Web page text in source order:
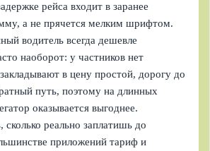
рейса входит в заранее
а не прячется мелким шрифтом.
водитель всегда дешевле
наоборот: у частников нет
в цену простой, дорогу до
путь, поэтому на длинных
оказывается выгоднее.
сколько реально заплатишь до
приложений тариф и